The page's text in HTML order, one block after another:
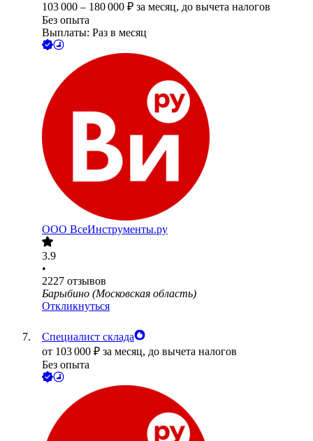
103 000 – 180 000 ₽ за месяц, до вычета налогов
Без опыта
Выплаты: Раз в месяц
ООО ВсеИнструменты.ру
3.9
•
2227 отзывов
Барыбино (Московская область)
Откликнуться
Специалист склада
от 103 000 ₽ за месяц, до вычета налогов
Без опыта